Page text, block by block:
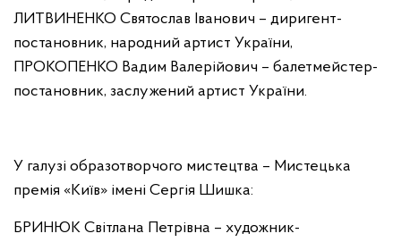
ЛИТВИНЕНКО Святослав Іванович – диригент-
постановник, народний артист України,
ПРОКОПЕНКО Вадим Валерійович – балетмейстер-
постановник, заслужений артист України.
У галузі образотворчого мистецтва – Мистецька
премія «Київ» імені Сергія Шишка:
БРИНЮК Світлана Петрівна – художник-